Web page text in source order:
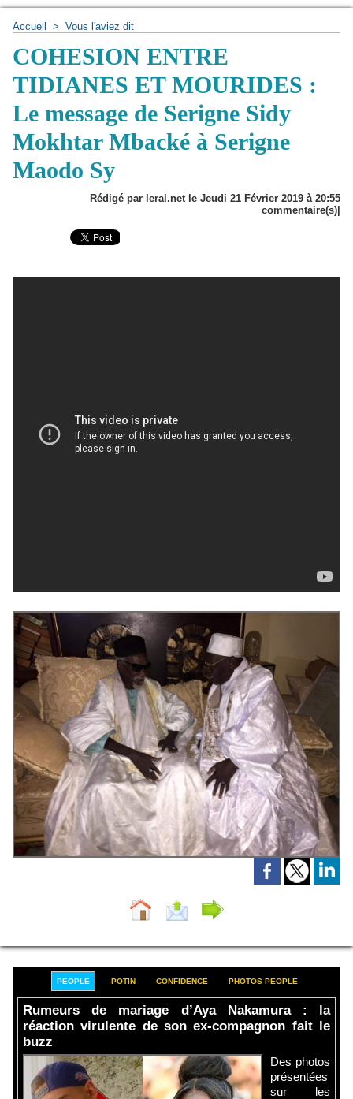
Accueil > Vous l'aviez dit
COHESION ENTRE
TIDIANES ET MOURIDES :
Le message de Serigne Sidy
Mokhtar Mbacké à Serigne
Maodo Sy
Rédigé par leral.net le Jeudi 21 Février 2019 à 20:55
commentaire(s)|
PEOPLE POTIN CONFIDENCE PHOTOS PEOPLE
Rumeurs de mariage d’Aya Nakamura : la
réaction virulente de son ex-compagnon fait le
buzz
Des photos
présentées
sur les